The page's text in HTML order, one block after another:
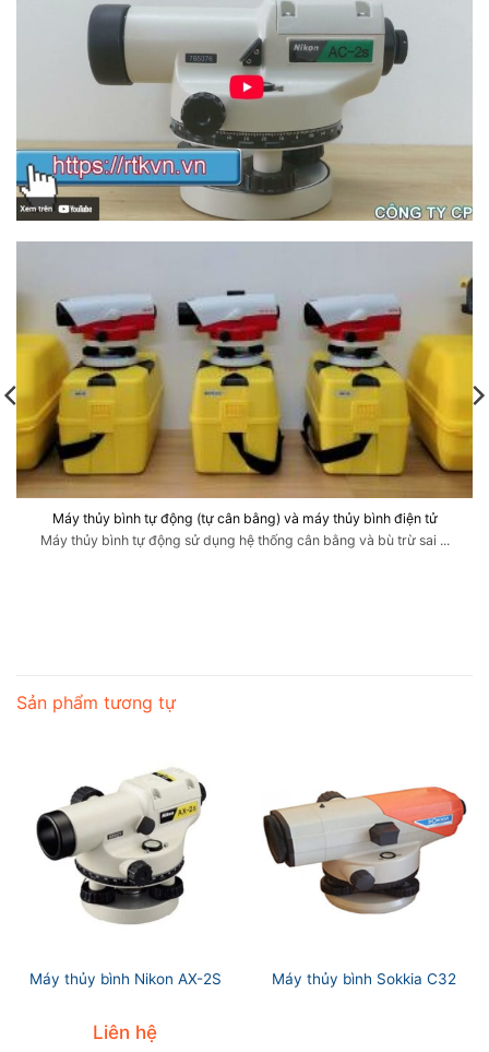
Máy thủy bình tự động (tự cân bằng) và máy thủy bình điện tử
Máy thủy bình tự động sử dụng hệ thống cân bằng và bù trừ sai ...
Sản phẩm tương tự
Máy thủy bình Nikon AX-2S
Liên hệ
Máy thủy bình Sokkia C32